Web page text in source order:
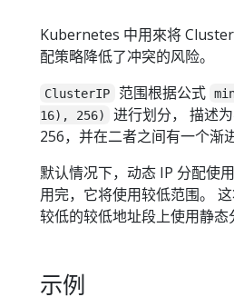
Kubernetes 中用來将
配策略降低了冲突的风险。
ClusterIP 范围根据公式
16), 256)
进行划分， 描述
256，并在二者之间有一个渐
默认情况下，动态 IP 分配使
用完，它将使用较低范围。
较低的较低地址段上使用静态
示例